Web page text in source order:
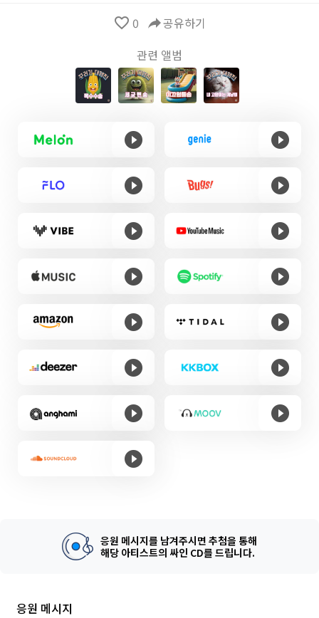
favorite_border 0 reply공유하기
관련 앨범
응원 메시지를 남겨주시면 추첨을 통해
해당 아티스트의 싸인 CD를 드립니다.
응원 메시지